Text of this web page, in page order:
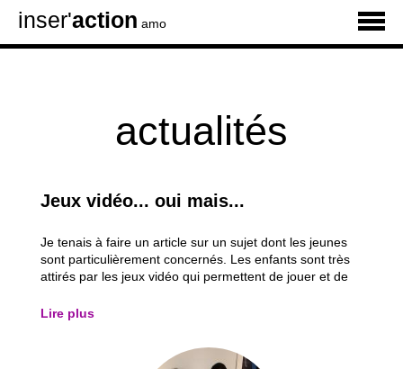
inser'action amo
actualités
Jeux vidéo... oui mais...
Je tenais à faire un article sur un sujet dont les jeunes
sont particulièrement concernés. Les enfants sont très
attirés par les jeux vidéo qui permettent de jouer et de
une mission. Ils ont la possibilité d’avoir du pouvoir, de
Lire plus